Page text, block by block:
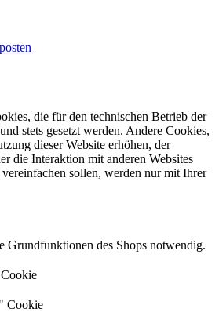
die für den technischen Betrieb der
stets gesetzt werden. Andere Cookies,
dieser Website erhöhen, der
die Interaktion mit anderen Websites
sollen, werden nur mit Ihrer
Grundfunktionen des Shops notwendig.
Cookie